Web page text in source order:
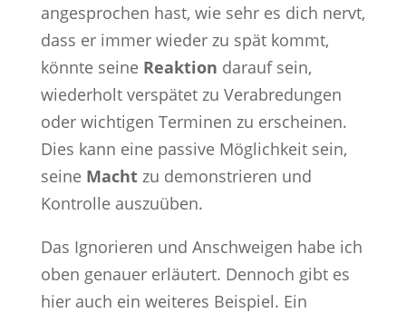
angesprochen hast, wie sehr es dich nervt,
dass er immer wieder zu spät kommt,
könnte seine Reaktion darauf sein,
wiederholt verspätet zu Verabredungen
oder wichtigen Terminen zu erscheinen.
Dies kann eine passive Möglichkeit sein,
seine Machtzu demonstrieren und
Kontrolle auszuüben.
Das Ignorieren und Anschweigen habe ich
oben genauer erläutert. Dennoch gibt es
hier auch ein weiteres Beispiel. Ein